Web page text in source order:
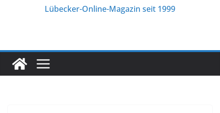
Lübecker-Online-Magazin seit 1999